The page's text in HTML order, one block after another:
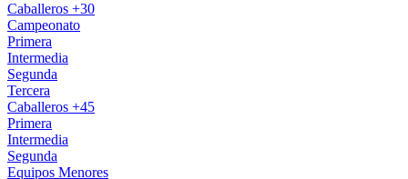
Caballeros +30
Campeonato
Primera
Intermedia
Segunda
Tercera
Caballeros +45
Primera
Intermedia
Segunda
Equipos Menores